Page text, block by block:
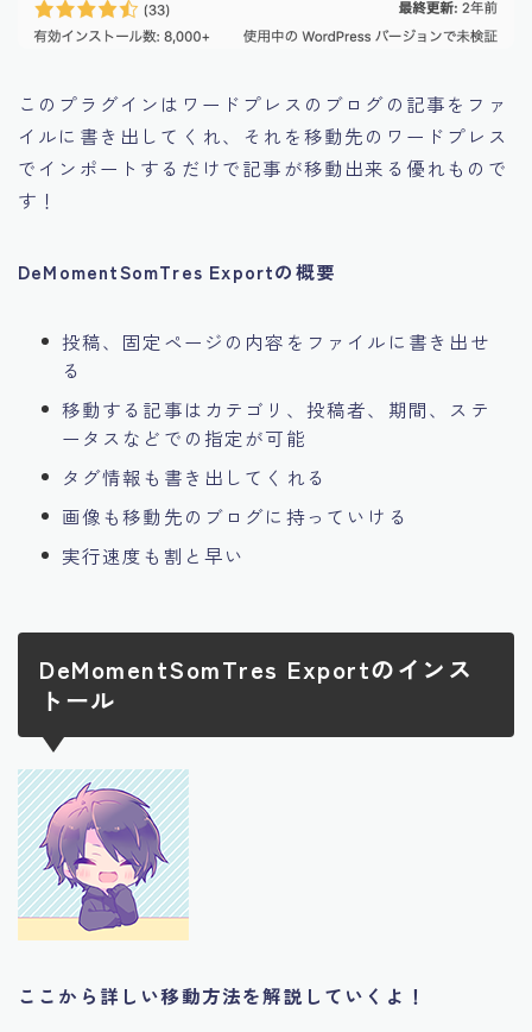
このプラグインはワードプレスのブログの記事をファ
イルに書き出してくれ、それを移動先のワードプレス
でインポートするだけで記事が移動出来る優れもので
す！
DeMomentSomTres Exportの概要
投稿、固定ページの内容をファイルに書き出せ
る
移動する記事はカテゴリ、投稿者、期間、ステ
ータスなどでの指定が可能
タグ情報も書き出してくれる
画像も移動先のブログに持っていける
実行速度も割と早い
DeMomentSomTres Exportのインス
トール
ここから詳しい移動方法を解説していくよ！